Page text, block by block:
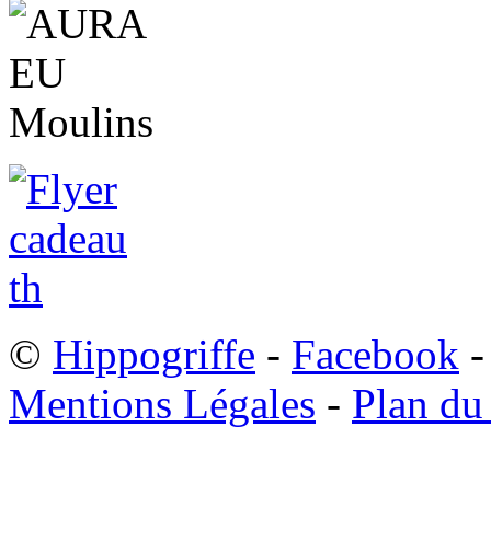
© Hippogriffe - Facebook
Mentions Légales - Plan